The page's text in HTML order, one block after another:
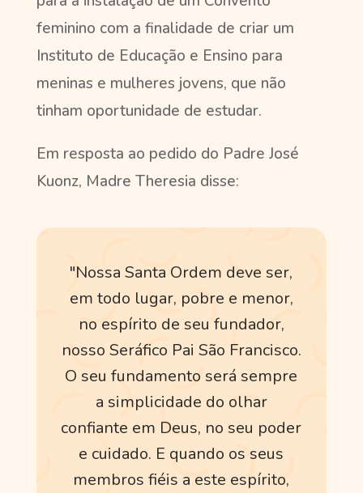
feminino com a finalidade de criar um
Instituto de Educação e Ensino para
meninas e mulheres jovens, que não
tinham oportunidade de estudar.
Em resposta ao pedido do Padre José
Kuonz, Madre Theresia disse:
"Nossa Santa Ordem deve ser,
em todo lugar, pobre e menor,
no espírito de seu fundador,
nosso Seráfico Pai São Francisco.
O seu fundamento será sempre
a simplicidade do olhar
confiante em Deus, no seu poder
e cuidado. E quando os seus
membros fiéis a este espírito,